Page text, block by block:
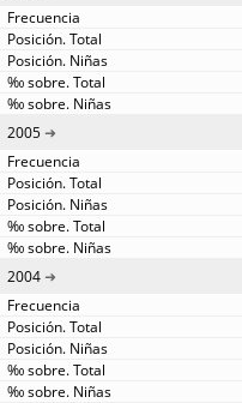
2005
2004